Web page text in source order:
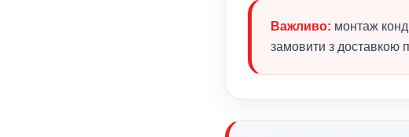
Важливо: монтаж
замовити з доставкою